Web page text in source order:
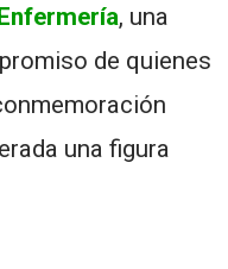
, una
de quienes
una figura